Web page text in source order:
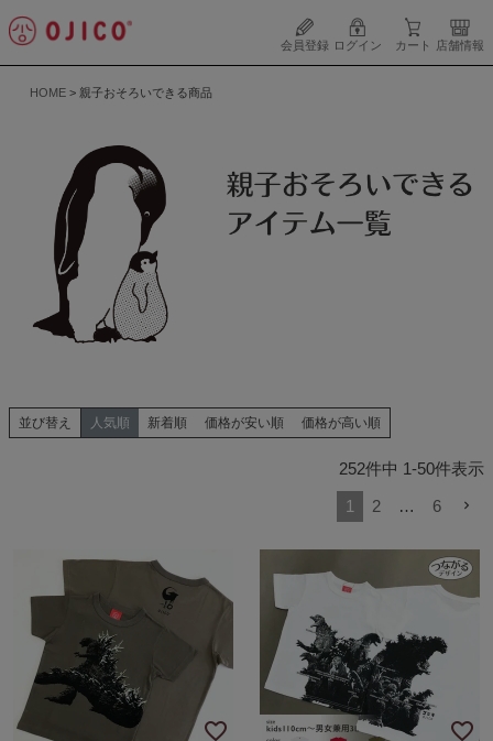
会員登録 ログイン カート 店舗情報
HOME 親子おそろいできる商品
並び替え 人気順 新着順 価格が安い順 価格が高い順
252件中 1-50件表示
1
2 … 6